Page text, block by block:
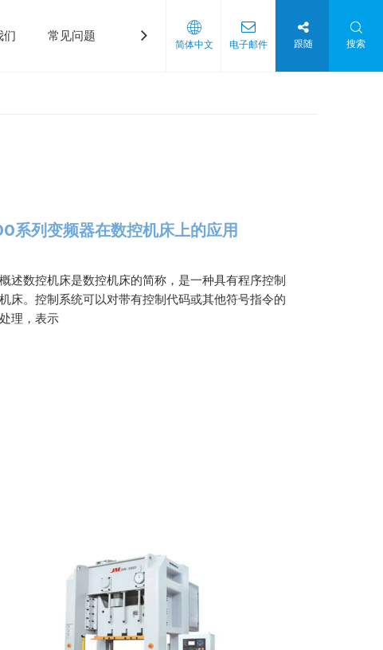
们 常见问题 下载
简体中文 电子邮件 跟随 搜索
系列变频器在数控机床上的应用
述数控机床是数控机床的简称，是一种具有程序控制
床。控制系统可以对带有控制代码或其他符号指令的
理，表示